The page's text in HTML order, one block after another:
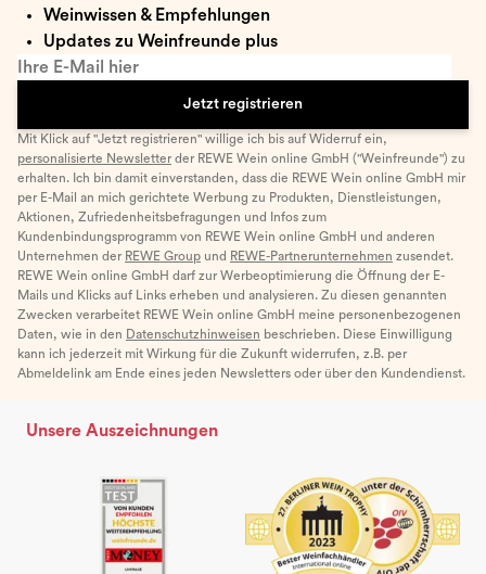
Weinwissen & Empfehlungen
Updates zu Weinfreunde plus
Ihre E-Mail hier
Jetzt registrieren
Mit Klick auf "Jetzt registrieren" willige ich bis auf Widerruf ein,
personalisierte Newsletter der REWE Wein online GmbH ("Weinfreunde") zu
erhalten. Ich bin damit einverstanden, dass die REWE Wein online GmbH mir
per E-Mail an mich gerichtete Werbung zu Produkten, Dienstleistungen,
Aktionen, Zufriedenheitsbefragungen und Infos zum
Kundenbindungsprogramm von REWE Wein online GmbH und anderen
Unternehmen der REWE Group und REWE-Partnerunternehmen zusendet.
REWE Wein online GmbH darf zur Werbeoptimierung die Öffnung der E-
Mails und Klicks auf Links erheben und analysieren. Zu diesen genannten
Zwecken verarbeitet REWE Wein online GmbH meine personenbezogenen
Daten, wie in den Datenschutzhinweisen beschrieben. Diese Einwilligung
kann ich jederzeit mit Wirkung für die Zukunft widerrufen, z.B. per
Abmeldelink am Ende eines jeden Newsletters oder über den Kundendienst.
Unsere Auszeichnungen